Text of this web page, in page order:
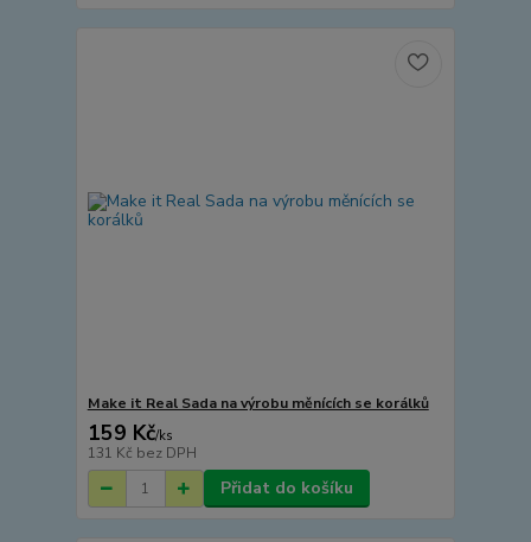
Make it Real Sada na výrobu měnících se korálků
159 Kč/ks
131 Kč bez DPH
Přidat do košíku